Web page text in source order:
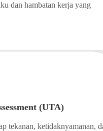
dan hambatan kerja yang
(UTA)
tekanan, ketidaknyamanan,